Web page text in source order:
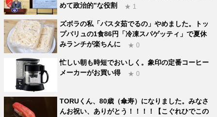
めて政治的”な役割
★ 1
ズボラの私「パスタ茹でるの」やめました。トッ
プバリュの1食86円「冷凍スパゲッティ」で夏休
みランチが楽ちんに
★ 0
忙しい朝も時短でおいしく。象印の定番コーヒー
メーカーがお買い得
★ 0
TORUくん、80歳（傘寿）になりました。みなさ
んお祝い、ありがとう！！！！【こぐれひでこの